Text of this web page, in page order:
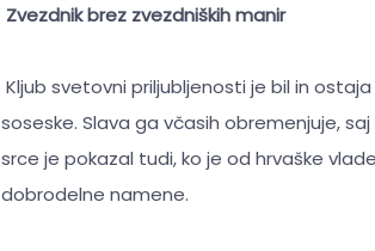
Zvezdnik brez zvezdniških manir
Kljub svetovni priljubljenosti je bil in
soseske. Slava ga včasih obremenjuje,
srce je pokazal tudi, ko je od hrvaške
dobrodelne namene.